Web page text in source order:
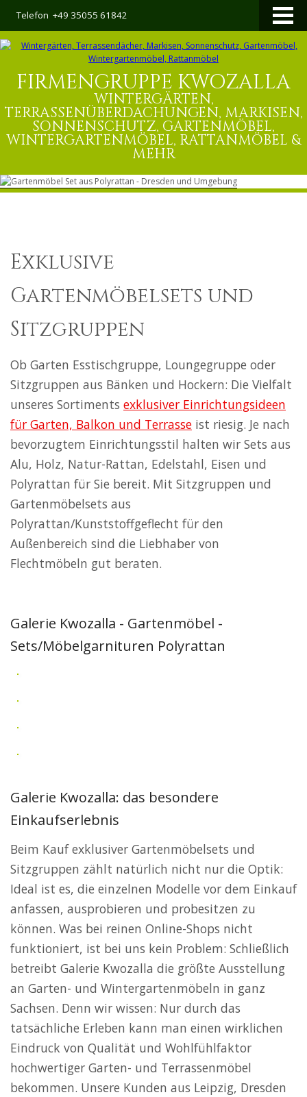
.
Telefon +49 35055 61842
FIRMENGRUPPE KWOZALLA
WINTERGÄRTEN,
TERRASSENÜBERDACHUNGEN, MARKISEN,
SONNENSCHUTZ, GARTENMÖBEL,
WINTERGARTENMÖBEL, RATTANMÖBEL &
MEHR
Exklusive
Gartenmöbelsets und
Sitzgruppen
Ob Garten Esstischgruppe, Loungegruppe oder
Sitzgruppen aus Bänken und Hockern: Die Vielfalt
unseres Sortiments exklusiver Einrichtungsideen
für Garten, Balkon und Terrasse ist riesig. Je nach
bevorzugtem Einrichtungsstil halten wir Sets aus
Alu, Holz, Natur-Rattan, Edelstahl, Eisen und
Polyrattan für Sie bereit. Mit Sitzgruppen und
Gartenmöbelsets aus
Polyrattan/Kunststoffgeflecht für den
Außenbereich sind die Liebhaber von
Flechtmöbeln gut beraten.
Galerie Kwozalla - Gartenmöbel -
Sets/Möbelgarnituren Polyrattan
Galerie Kwozalla: das besondere
Einkaufserlebnis
Beim Kauf exklusiver Gartenmöbelsets und
Sitzgruppen zählt natürlich nicht nur die Optik:
Ideal ist es, die einzelnen Modelle vor dem Einkauf
anfassen, ausprobieren und probesitzen zu
können. Was bei reinen Online-Shops nicht
funktioniert, ist bei uns kein Problem: Schließlich
betreibt Galerie Kwozalla die größte Ausstellung
an Garten- und Wintergartenmöbeln in ganz
Sachsen. Denn wir wissen: Nur durch das
tatsächliche Erleben kann man einen wirklichen
Eindruck von Qualität und Wohlfühlfaktor
hochwertiger Garten- und Terrassenmöbel
bekommen. Unsere Kunden aus Leipzig, Dresden
Search